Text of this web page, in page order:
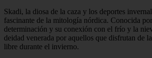
Skadi, la diosa de la caza y los deportes
fascinante de la mitología nórdica. Conocida
determinación y su conexión con el frío y la
deidad venerada por aquellos que disfrutan de
libre durante el invierno.